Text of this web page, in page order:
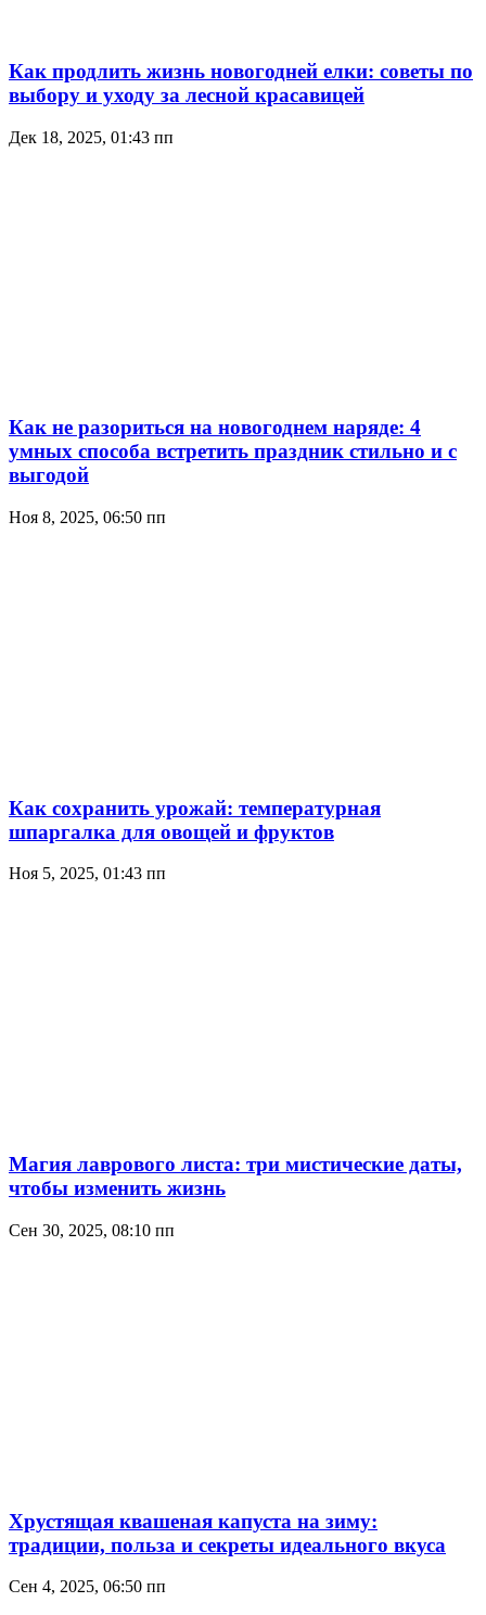
Как продлить жизнь новогодней елки: советы по
выбору и уходу за лесной красавицей
Дек 18, 2025, 01:43 пп
Как не разориться на новогоднем наряде: 4
умных способа встретить праздник стильно и с
выгодой
Ноя 8, 2025, 06:50 пп
Как сохранить урожай: температурная
шпаргалка для овощей и фруктов
Ноя 5, 2025, 01:43 пп
Магия лаврового листа: три мистические даты,
чтобы изменить жизнь
Сен 30, 2025, 08:10 пп
Хрустящая квашеная капуста на зиму:
традиции, польза и секреты идеального вкуса
Сен 4, 2025, 06:50 пп